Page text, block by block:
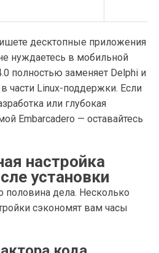
десктопные приложения
нуждаетесь в мобильной
полностью заменяет Delphi и
части Linux-поддержки. Если
или глубокая
Embarcadero — оставайтесь
настройка
установки
половина дела. Несколько
сэкономят вам часы